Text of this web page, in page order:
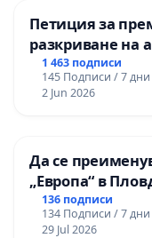
Петиция за
разкриване на
Могиланската
1 463 подписи
145 Подписи / 7 дни
2 Jun 2026
Да се
„Европа“ в
136 подписи
134 Подписи / 7 дни
29 Jul 2026